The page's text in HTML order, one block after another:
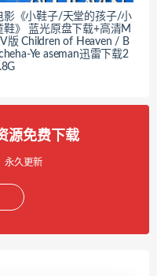
影《小鞋子/天堂的孩子/小
鞋》 蓝光原盘下载+高清M
版 Children of Heaven / B
Ye aseman迅雷下载2
源免费下载
永久更新